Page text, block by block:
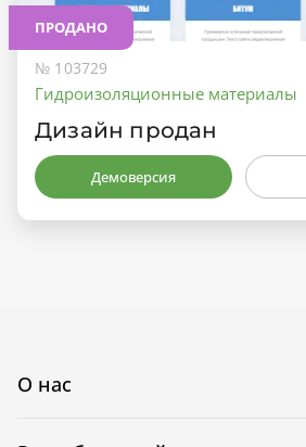
ПРОДАНО
№ 103729
Гидроизоляционные материалы
Дизайн продан
Демоверсия
О нас